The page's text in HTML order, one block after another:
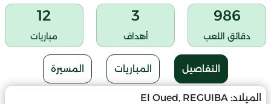
986
دقائق اللعب
3
أهداف
12
مباريات
التفاصيل المباريات المسيرة
الميلاد: El Oued, REGUIBA